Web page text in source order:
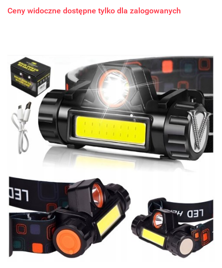
Ceny widoczne dostępne tylko dla zalogowanych